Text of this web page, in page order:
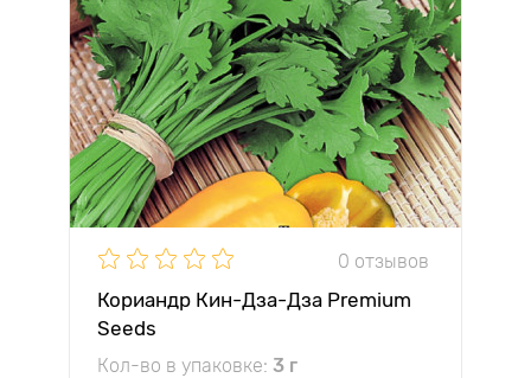
0 отзывов
Кориандр Кин-Дза-Дза Premium
Seeds
Кол-во в упаковке: 3 г